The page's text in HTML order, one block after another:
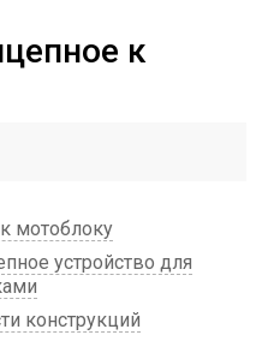
к
мотоблоку
устройство для
конструкций